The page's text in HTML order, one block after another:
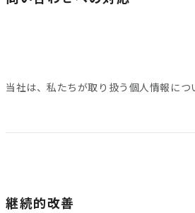
当社は、私たちが取り扱う個人情報に
継続的改善